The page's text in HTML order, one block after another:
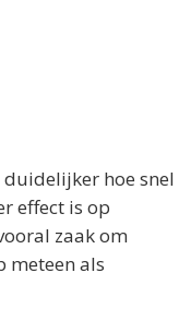
hoe snel
effect is op
zaak om
meteen als